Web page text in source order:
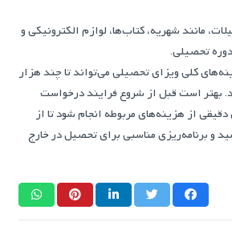
مانند شهریه، کتاب‌ها، لوازم الکترونیکی و
تحصیلی.
کلی ویزای تحصیلی می‌تواند تا چند هزار
بهتر است قبل از شروع فرایند درخواست
از هزینه‌های مربوطه انجام شود تا از
و برنامه‌ریزی مناسبی برای تحصیل در خارج